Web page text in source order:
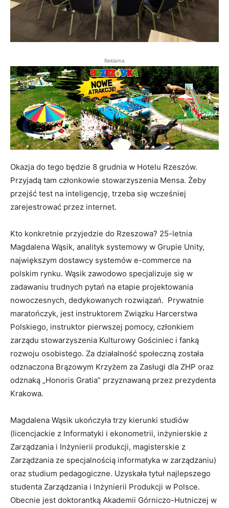
Reklama
Okazja do tego będzie 8 grudnia w Hotelu Rzeszów.
Przyjadą tam członkowie stowarzyszenia Mensa. Żeby
przejść test na inteligencję, trzeba się wcześniej
zarejestrować przez internet.
Kto konkretnie przyjedzie do Rzeszowa? 25-letnia
Magdalena Wąsik, analityk systemowy w Grupie Unity,
największym dostawcy systemów e-commerce na
polskim rynku. Wąsik zawodowo specjalizuje się w
zadawaniu trudnych pytań na etapie projektowania
nowoczesnych, dedykowanych rozwiązań. Prywatnie
maratończyk, jest instruktorem Związku Harcerstwa
Polskiego, instruktor pierwszej pomocy, członkiem
zarządu stowarzyszenia Kulturowy Gościniec i fanką
rozwoju osobistego. Za działalność społeczną została
odznaczona Brązowym Krzyżem za Zasługi dla ZHP oraz
odznaką „Honoris Gratia” przyznawaną przez prezydenta
Krakowa.
Magdalena Wąsik ukończyła trzy kierunki studiów
(licencjackie z Informatyki i ekonometrii, inżynierskie z
Zarządzania i Inżynierii produkcji, magisterskie z
Zarządzania ze specjalnością informatyka w zarządzaniu)
oraz studium pedagogiczne. Uzyskała tytuł najlepszego
studenta Zarządzania i Inżynierii Produkcji w Polsce.
Obecnie jest doktorantką Akademii Górniczo-Hutniczej w